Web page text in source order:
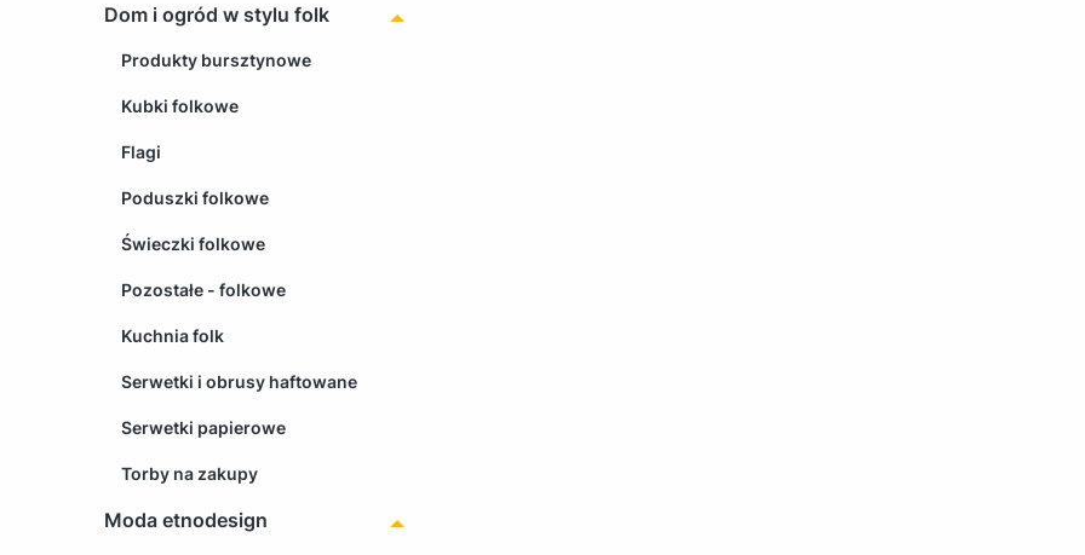
Dom i ogród w stylu folk
Produkty bursztynowe
Kubki folkowe
Flagi
Poduszki folkowe
Świeczki folkowe
Pozostałe - folkowe
Kuchnia folk
Serwetki i obrusy haftowane
Serwetki papierowe
Torby na zakupy
Moda etnodesign